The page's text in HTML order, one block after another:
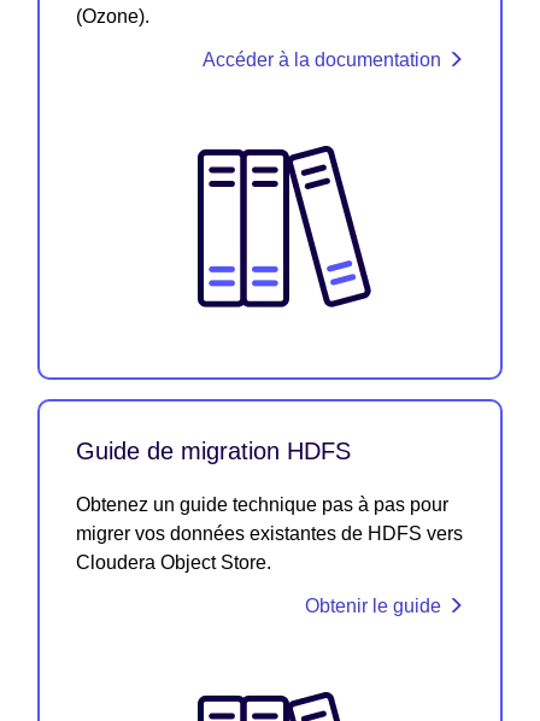
(Ozone).
Accéder à la documentation
Guide de migration HDFS
Obtenez un guide technique pas à pas pour
migrer vos données existantes de HDFS vers
Cloudera Object Store.
Obtenir le guide